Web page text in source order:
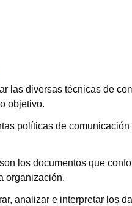
las diversas técnicas de
objetivo.
políticas de comunicación
los documentos que
organización.
analizar e interpretar los